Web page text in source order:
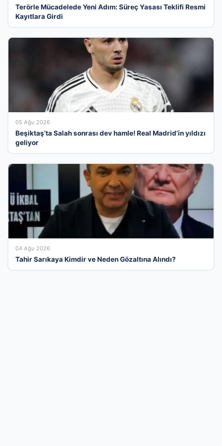
Terörle Mücadelede Yeni Adım: Süreç Yasası Teklifi Resmi
Kayıtlara Girdi
05 Ağu 2026
Beşiktaş’ta Salah sonrası dev hamle! Real Madrid’in yıldızı
geliyor
04 Ağu 2026
Tahir Sarıkaya Kimdir ve Neden Gözaltına Alındı?